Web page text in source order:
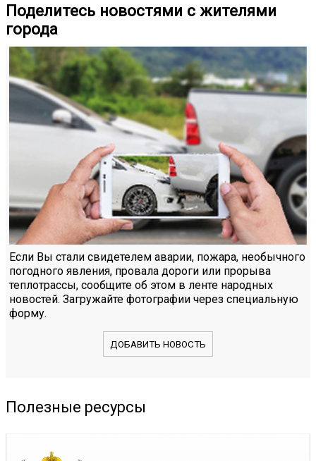
Поделитесь новостями с жителями
города
Если Вы стали свидетелем аварии, пожара, необычного
погодного явления, провала дороги или прорыва
теплотрассы, сообщите об этом в ленте народных
новостей. Загружайте фотографии через специальную
форму.
ДОБАВИТЬ НОВОСТЬ
Полезные ресурсы